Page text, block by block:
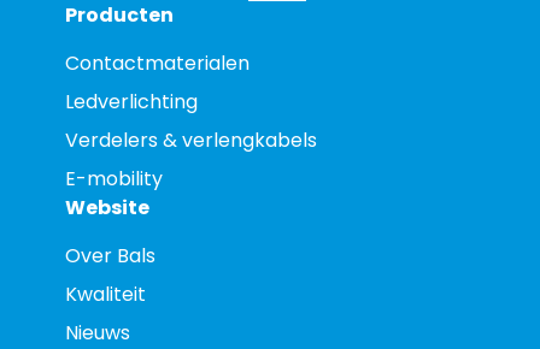
Producten
Contactmaterialen
Ledverlichting
Verdelers & verlengkabels
E-mobility
Website
Over Bals
Kwaliteit
Nieuws